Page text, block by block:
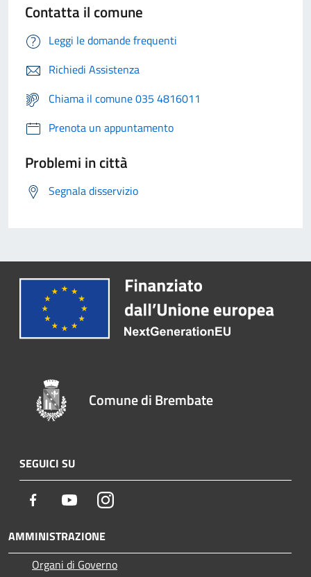
Contatta il comune
Leggi le domande frequenti
Richiedi Assistenza
Chiama il comune 035 4816011
Prenota un appuntamento
Problemi in città
Segnala disservizio
Comune di Brembate
SEGUICI SU
Facebook YoutubeInstagram
AMMINISTRAZIONE
Organi di Governo